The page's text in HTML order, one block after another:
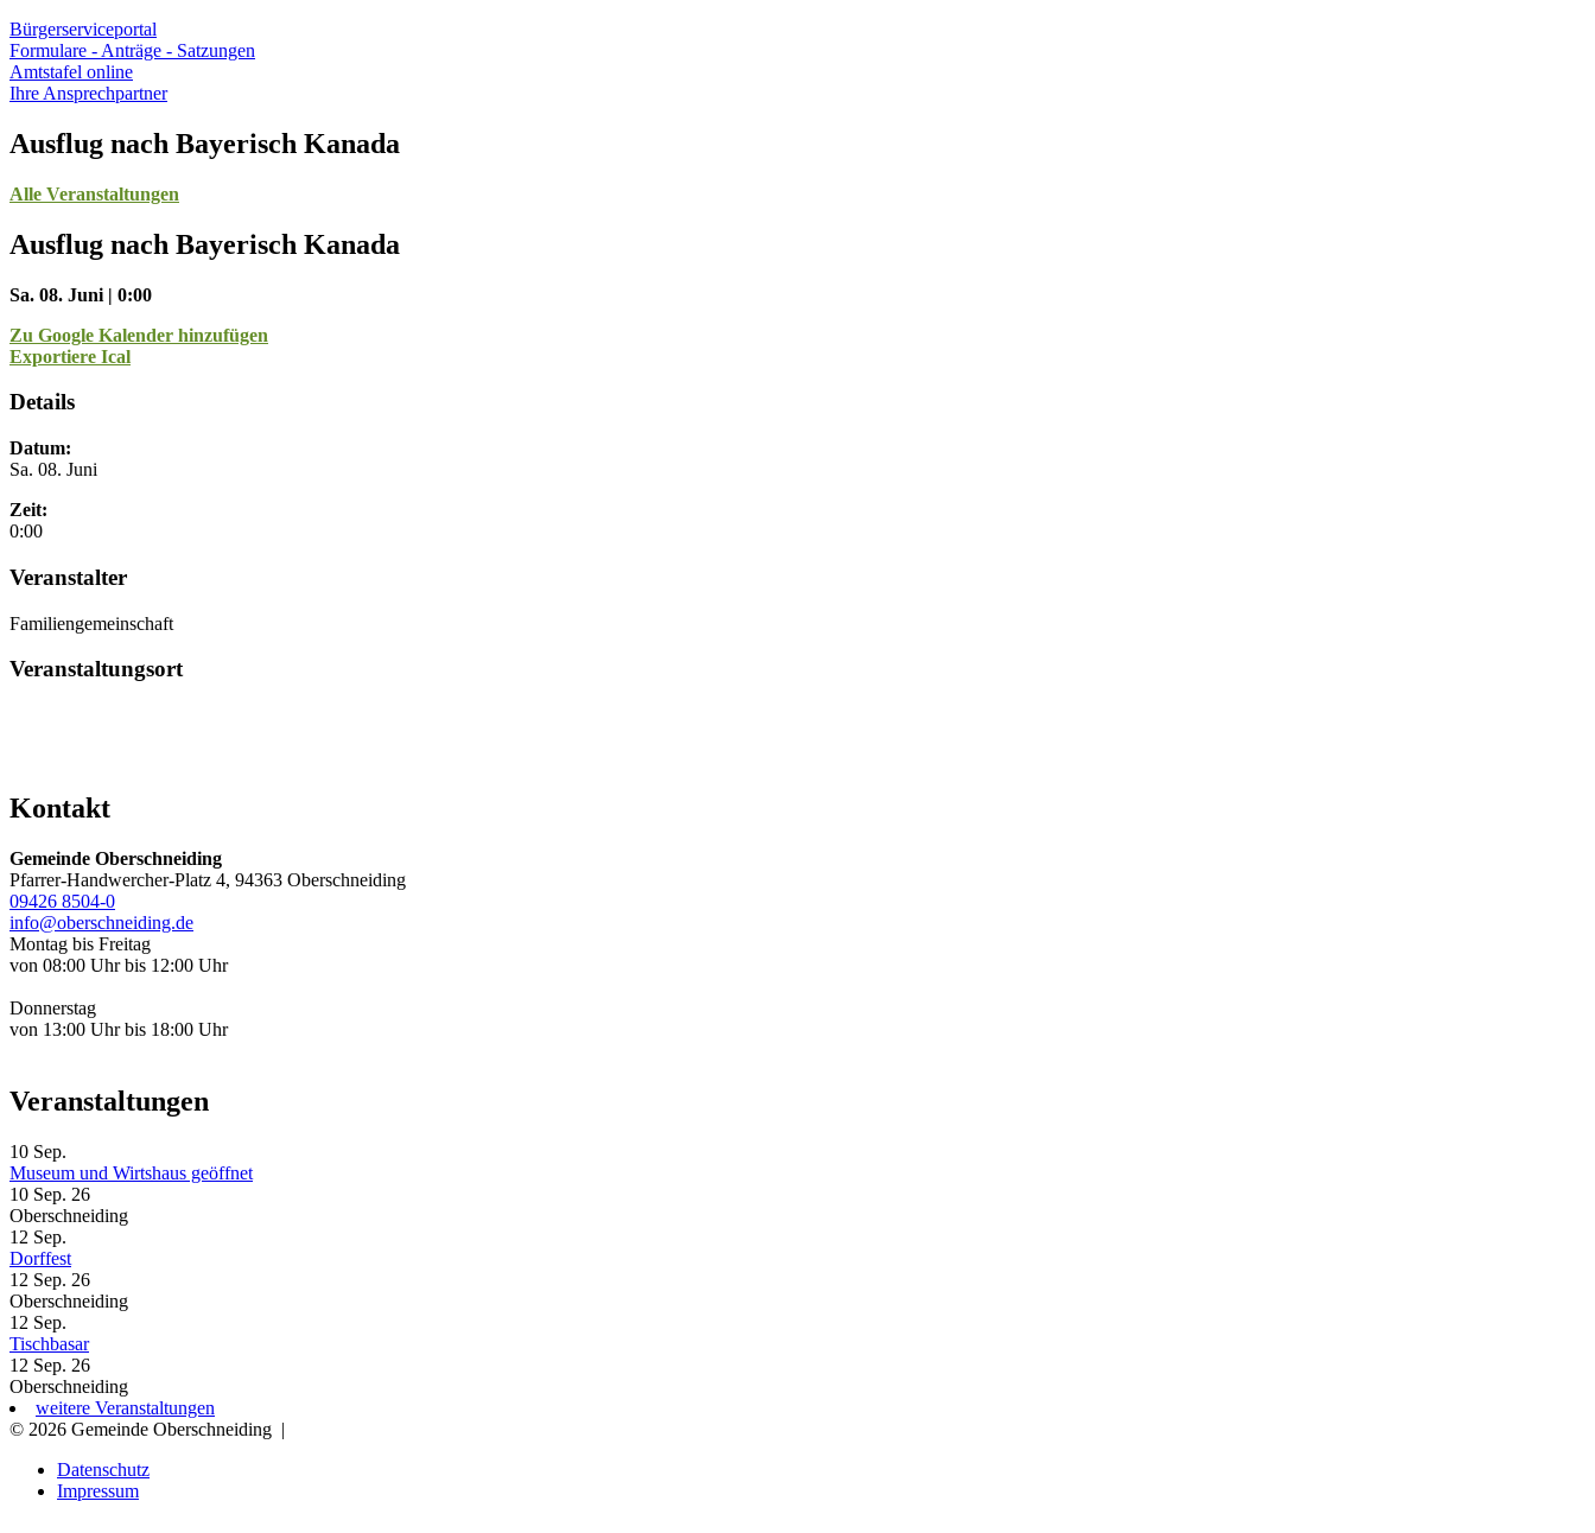
Bürgerserviceportal
Formulare - Anträge - Satzungen
Amtstafel online
Ihre Ansprechpartner
Ausflug nach Bayerisch Kanada
Alle Veranstaltungen
Ausflug nach Bayerisch Kanada
Sa. 08. Juni | 0:00
Zu Google Kalender hinzufügen
Exportiere Ical
Details
Datum:
Sa. 08. Juni
Zeit:
0:00
Veranstalter
Familiengemeinschaft
Veranstaltungsort
Kontakt
Gemeinde Oberschneiding
Pfarrer-Handwercher-Platz 4, 94363 Oberschneiding
09426 8504-0
info@oberschneiding.de
Montag bis Freitag
von 08:00 Uhr bis 12:00 Uhr
Donnerstag
von 13:00 Uhr bis 18:00 Uhr
Veranstaltungen
10 Sep.
Museum und Wirtshaus geöffnet
10 Sep. 26
Oberschneiding
12 Sep.
Dorffest
12 Sep. 26
Oberschneiding
12 Sep.
Tischbasar
12 Sep. 26
Oberschneiding
weitere Veranstaltungen
© 2026 Gemeinde Oberschneiding |
Datenschutz
Impressum